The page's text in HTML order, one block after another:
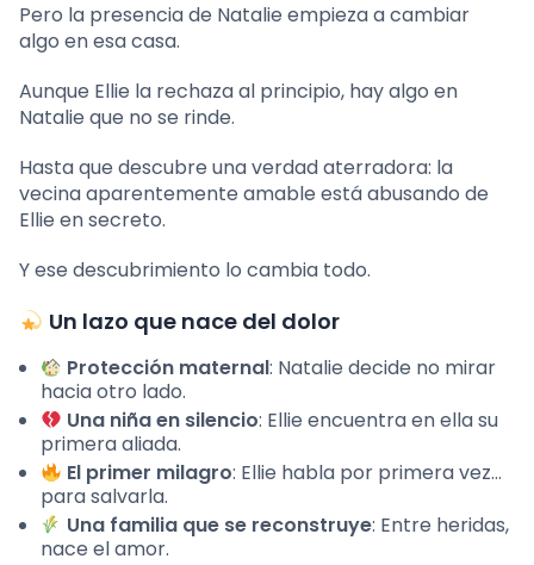
Pero la presencia de Natalie empieza a cambiar
algo en esa casa.
Aunque Ellie la rechaza al principio, hay algo en
Natalie que no se rinde.
Hasta que descubre una verdad aterradora: la
vecina aparentemente amable está abusando de
Ellie en secreto.
Y ese descubrimiento lo cambia todo.
Un lazo que nace del dolor
Protección maternal: Natalie decide no mirar
hacia otro lado.
Una niña en silencio: Ellie encuentra en ella su
primera aliada.
El primer milagro: Ellie habla por primera vez…
para salvarla.
Una familia que se reconstruye: Entre heridas,
nace el amor.